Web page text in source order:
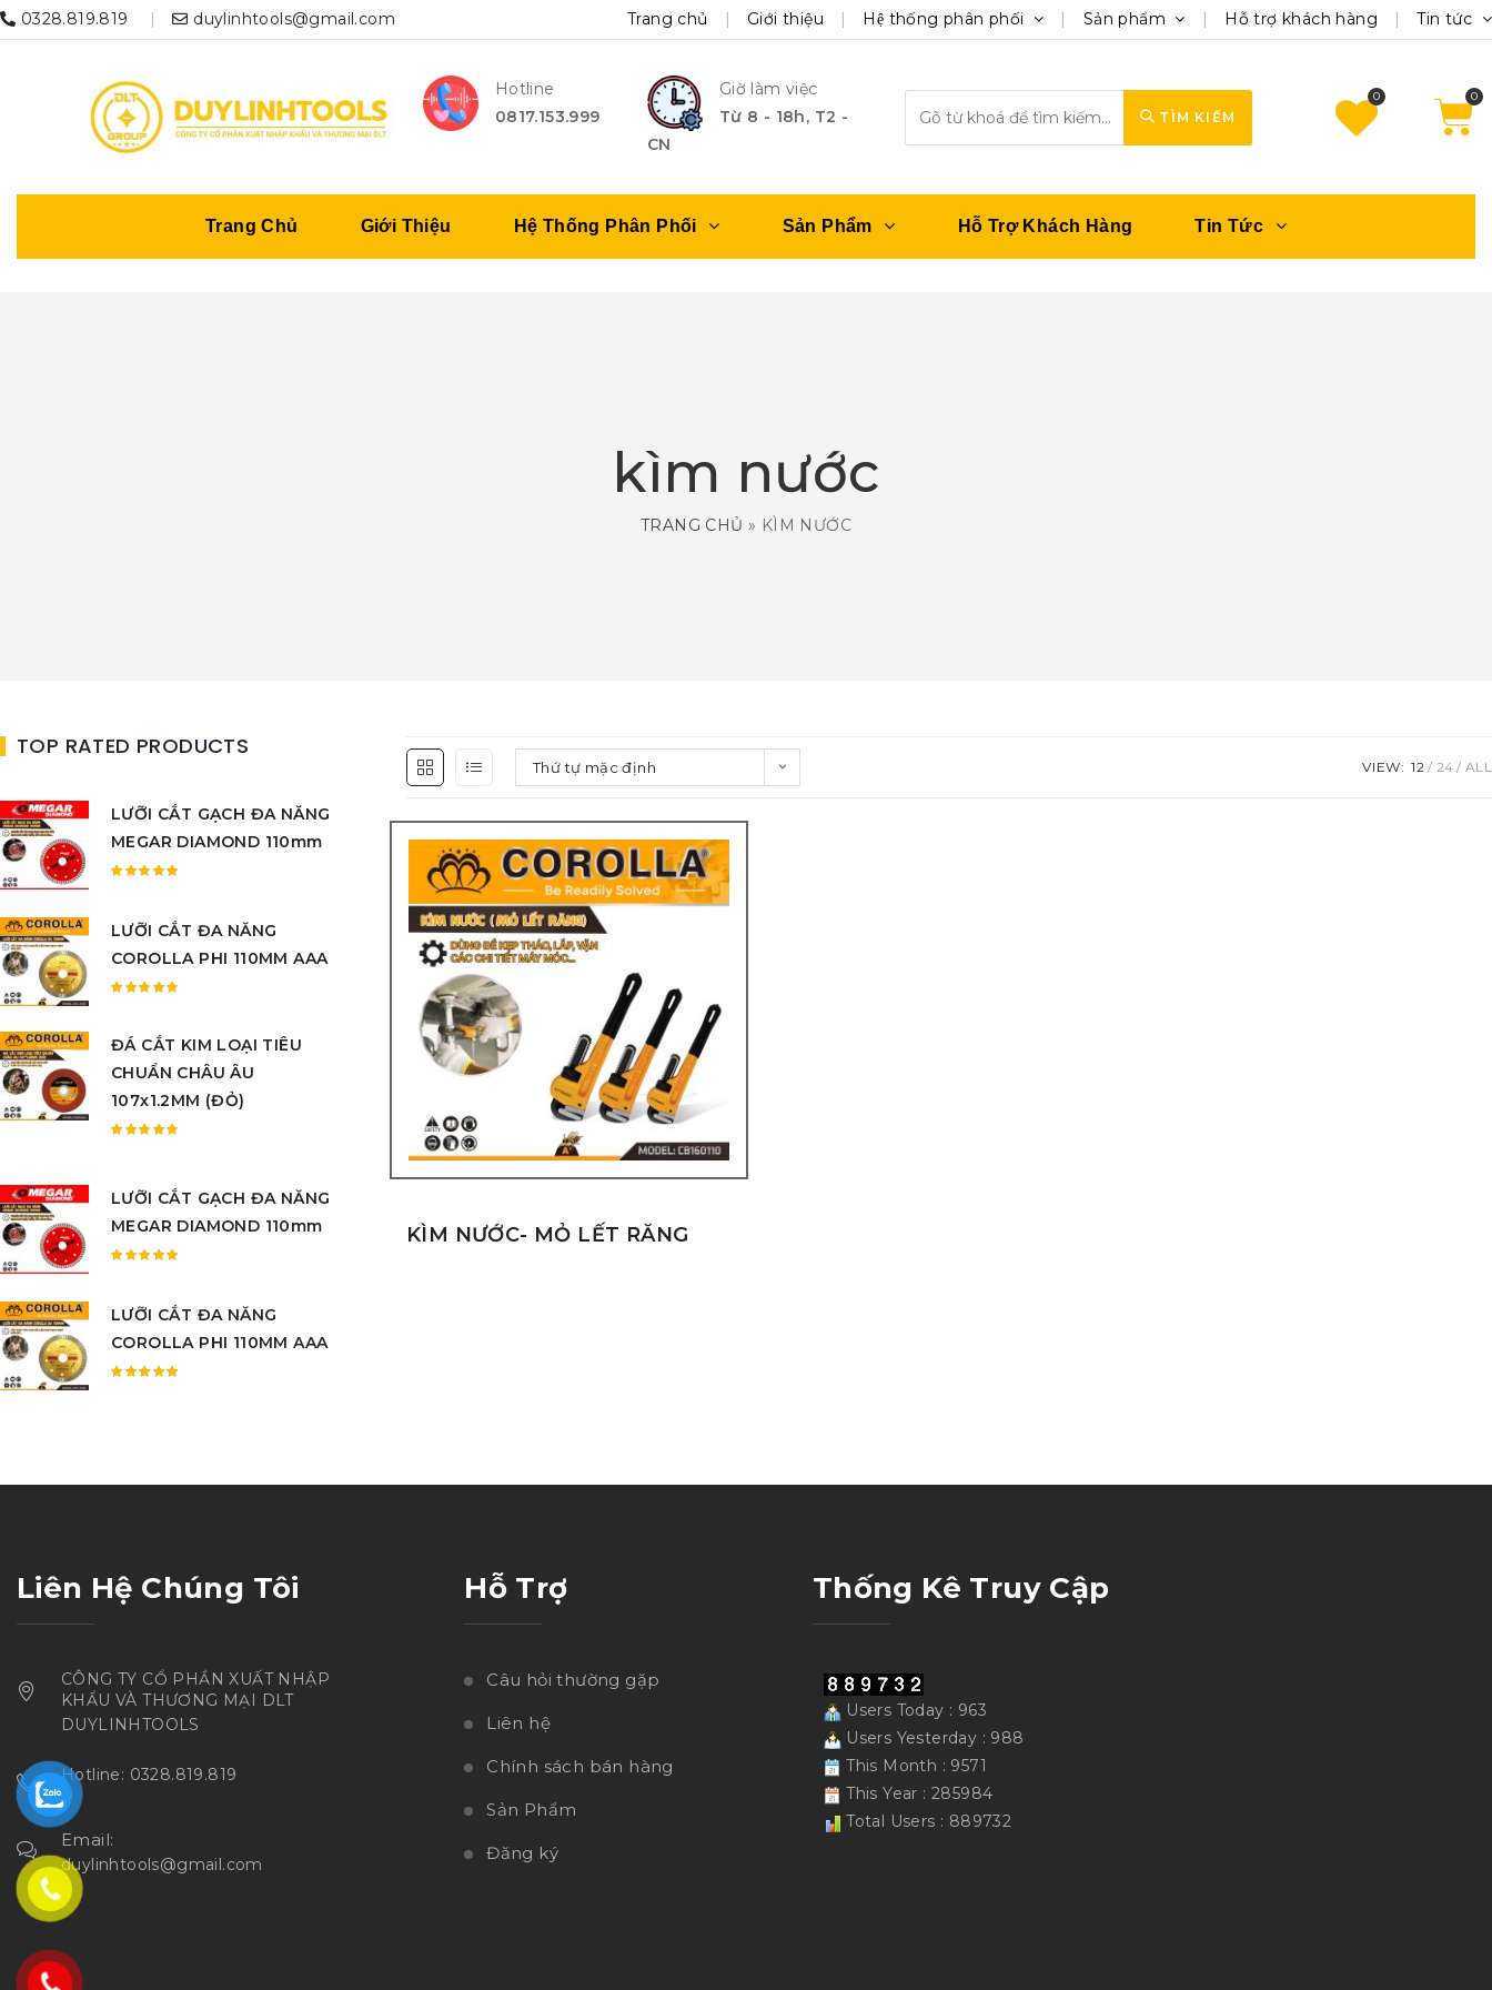
Trang chủ Giới thiệu Hệ thống phân phối Sản phẩm Hỗ trợ khách hàng Tin tức
0328.819.819 duylinhtools@gmail.com
Hotline
0817.153.999
Giờ làm việc
Từ 8 - 18h, T2 -
CN
TÌM KIẾM
0
Trang Chủ Giới Thiệu Hệ Thống Phân Phối Sản Phẩm Hỗ Trợ Khách Hàng Tin Tức
kìm nước
TRANG CHỦ » KÌM NƯỚC
Thứ tự mặc định VIEW: 12 24 ALL
KÌM NƯỚC- MỎ LẾT RĂNG
TOP RATED PRODUCTS
LƯỠI CẮT GẠCH ĐA NĂNG
MEGAR DIAMOND 110mm
hạng
LƯỠI CẮT ĐA NĂNG
COROLLA PHI 110MM AAA
hạng
5.005
ĐÁ CẮT KIM LOẠI TIÊU
CHUẨN CHÂU ÂU
107x1.2MM (ĐỎ)
hạng
5.00
sao
LƯỠI CẮT GẠCH ĐA NĂNG
MEGAR DIAMOND 110mm
hạng
LƯỠI CẮT ĐA NĂNG
COROLLA PHI 110MM AAA
Liên Hệ Chúng Tôi
CÔNG TY CỔ PHẦN XUẤT NHẬP
KHẨU VÀ THƯƠNG MẠI DLT
DUYLINHTOOLS
Hotline: 0328.819.819
Email:
duylinhtools@gmail.com
Hỗ Trợ
Câu hỏi thường gặp
Liên hệ
Chính sách bán hàng
Sản Phẩm
Đăng ký
Thống Kê Truy Cập
Users Today : 963
Users Yesterday : 988
This Month : 9571
This Year : 285984
Total Users : 889732